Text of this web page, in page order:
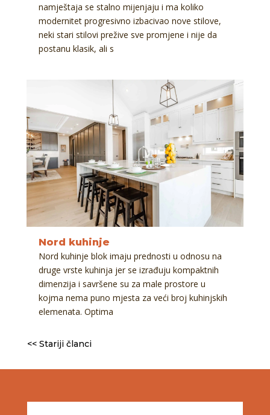
namještaja se stalno mijenjaju i ma koliko
modernitet progresivno izbacivao nove stilove,
neki stari stilovi prežive sve promjene i nije da
postanu klasik, ali s
Nord kuhinje
Nord kuhinje blok imaju prednosti u odnosu na
druge vrste kuhinja jer se izrađuju kompaktnih
dimenzija i savršene su za male prostore u
kojma nema puno mjesta za veći broj kuhinjskih
elemenata. Optima
<< Stariji članci